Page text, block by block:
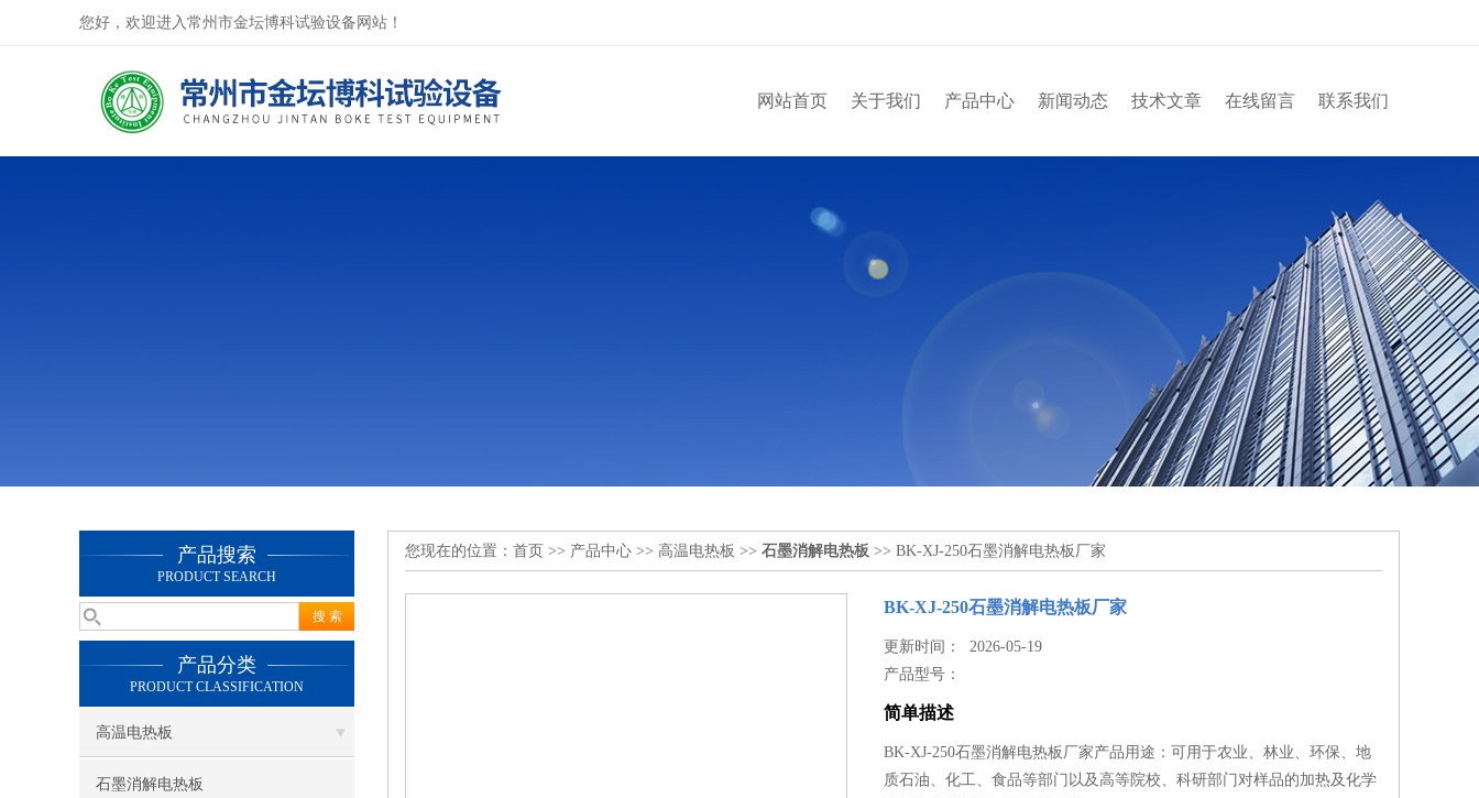
您好，欢迎进入常州市金坛博科试验设备网站！
网站首页 关于我们 产品中心 新闻动态 技术文章 在线留言 联系我们
产品搜索
PRODUCT SEARCH
产品分类
PRODUCT CLASSIFICATION
高温电热板
石墨消解电热板
您现在的位置： 首页 >> 产品中心 >> 高温电热板 >> 石墨消解电热板 >> BK-XJ-250石墨消解电热板厂家
BK-XJ-250石墨消解电热板厂家
更新时间： 2026-05-19
产品型号：
简单描述
BK-XJ-250石墨消解电热板厂家产品用途：可用于农业、林业、环保、地
质石油、化工、食品等部门以及高等院校、科研部门对样品的加热及化学